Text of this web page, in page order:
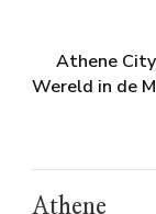
Athene
Wereld in de
Athene